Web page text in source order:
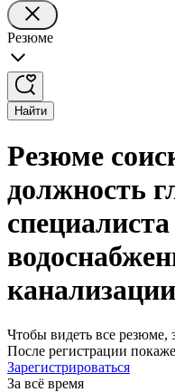
Резюме
Найти
Резюме
должность
Чтобы видеть все резюме,
После регистрации
Зарегистрироваться
За всё время